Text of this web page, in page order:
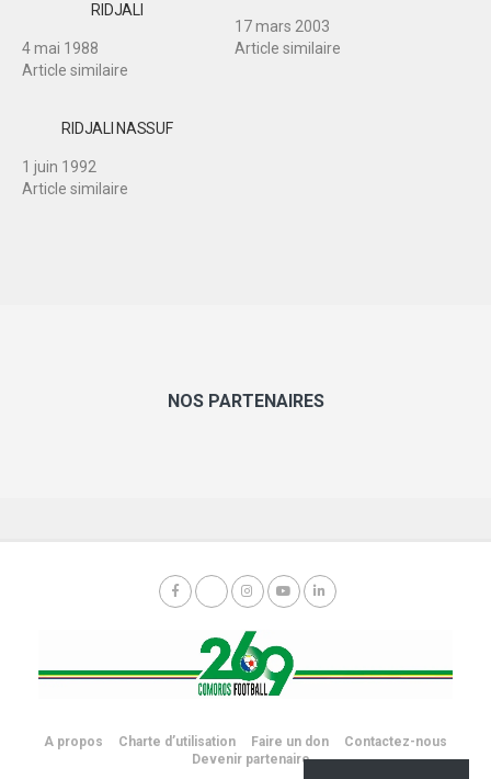
RIDJALI
4 mai 1988
Article similaire
17 mars 2003
Article similaire
RIDJALI NASSUF
1 juin 1992
Article similaire
NOS PARTENAIRES
A propos Charte d’utilisation Faire un don
Contactez-nous
Devenir partenaire